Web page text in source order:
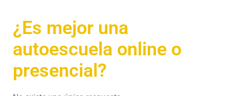
¿Es mejor una
autoescuela online o
presencial?